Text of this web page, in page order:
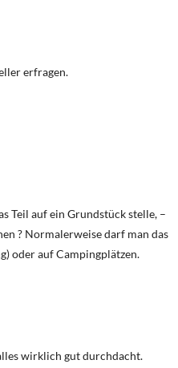
erfragen.
Teil auf ein Grundstück stelle, –
? Normalerweise darf man das
oder auf Campingplätzen.
wirklich gut durchdacht.